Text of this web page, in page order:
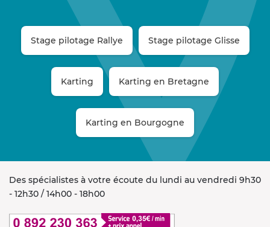
Stage pilotage Rallye Stage pilotage Glisse
Karting Karting en Bretagne
Karting en Bourgogne
Des spécialistes à votre écoute du lundi au vendredi 9h30
- 12h30 / 14h00 - 18h00